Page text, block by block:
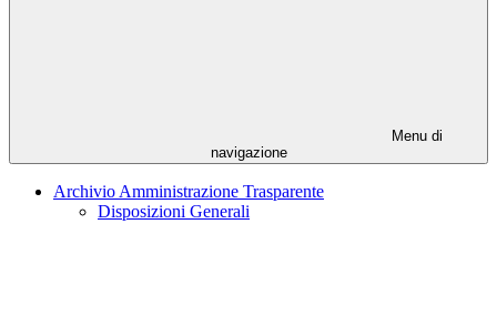
Menu di
navigazione
Archivio Amministrazione Trasparente
Disposizioni Generali